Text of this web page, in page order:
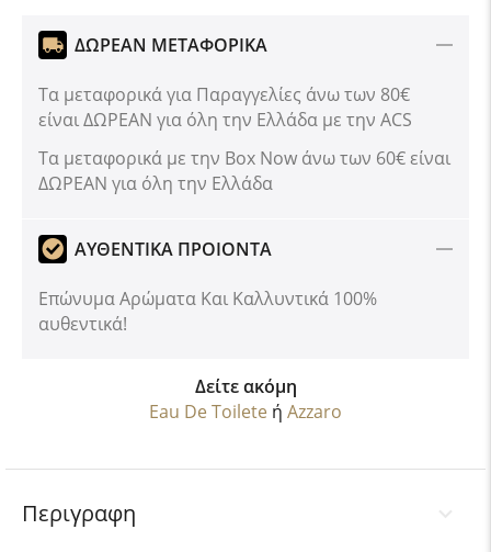
ΔΩΡΕΑΝ ΜΕΤΑΦΟΡΙΚΑ
Τα μεταφορικά για Παραγγελίες άνω των 80€
είναι ΔΩΡΕΑΝ για όλη την Ελλάδα με την ACS
Tα μεταφορικά με την Box Now άνω των 60€ είναι
ΔΩΡΕΑΝ για όλη την Ελλάδα
ΑΥΘΕΝΤΙΚΑ ΠΡΟΙΟΝΤΑ
Επώνυμα Αρώματα Και Καλλυντικά 100%
αυθεντικά!
Δείτε ακόμη
Eau De Toilete ή Azzaro
Περιγραφη